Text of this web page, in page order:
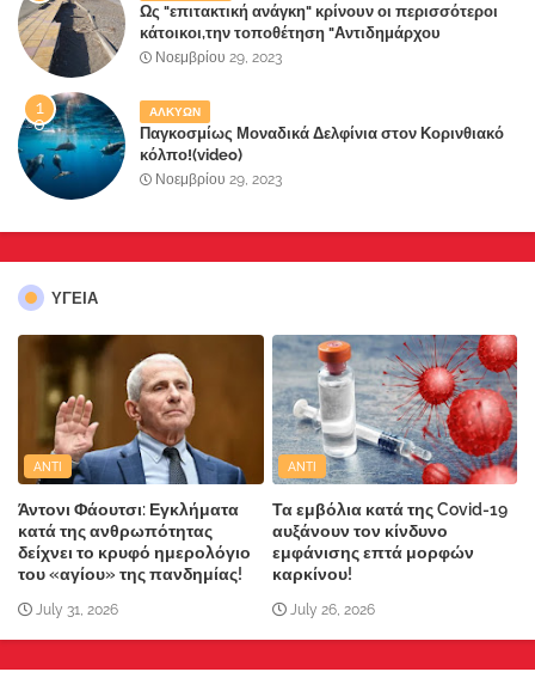
Ως "επιτακτική ανάγκη" κρίνουν οι περισσότεροι
κάτοικοι,την τοποθέτηση "Αντιδημάρχου
Παραλιακής Ζώνης" στο Δήμο Μάνδρας-Ειδυλλίας!
Νοεμβρίου 29, 2023
ΑΛΚΥΩΝ
Παγκοσμίως Μοναδικά Δελφίνια στον Κορινθιακό
κόλπο!(video)
Νοεμβρίου 29, 2023
ΥΓΕΙΑ
ANTI
Άντονι Φάουτσι: Εγκλήματα
κατά της ανθρωπότητας
δείχνει το κρυφό ημερολόγιο
του «αγίου» της πανδημίας!
July 31, 2026
ANTI
Τα εμβόλια κατά της Covid-19
αυξάνουν τον κίνδυνο
εμφάνισης επτά μορφών
καρκίνου!
July 26, 2026